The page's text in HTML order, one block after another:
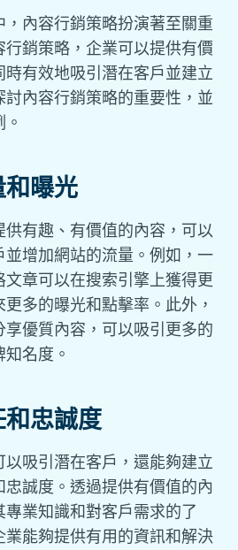
，內容行銷策略扮演著至關重
銷策略，企業可以提供有價
有效地吸引潛在客戶並建立
內容行銷策略的重要性，並
曝光
供有趣、有價值的內容，可以
並增加網站的流量。例如，一
文章可以在搜索引擎上獲得更
多的曝光和點擊率。此外，
優質內容，可以吸引更多的
名度。
忠誠度
以吸引潛在客戶，還能夠建立
誠度。透過提供有價值的內
業知識和對客戶需求的了
能夠提供有用的資訊和解決